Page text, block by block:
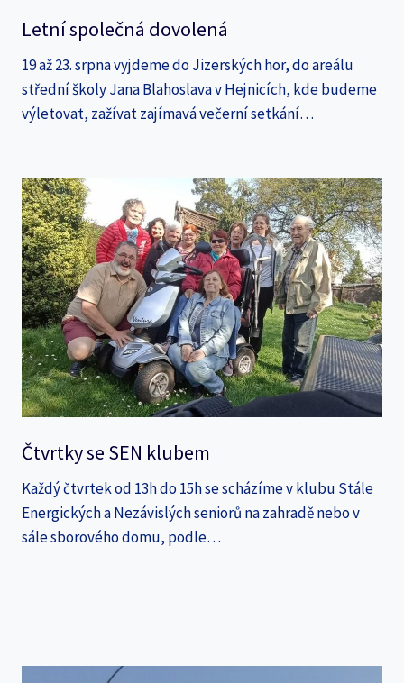
Letní společná dovolená
19 až 23. srpna vyjdeme do Jizerských hor, do areálu
střední školy Jana Blahoslava v Hejnicích, kde budeme
výletovat, zažívat zajímavá večerní setkání…
Čtvrtky se SEN klubem
Každý čtvrtek od 13h do 15h se scházíme v klubu Stále
Energických a Nezávislých seniorů na zahradě nebo v
sále sborového domu, podle…